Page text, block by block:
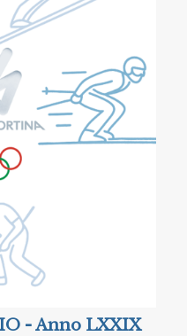
- Anno LXXIX